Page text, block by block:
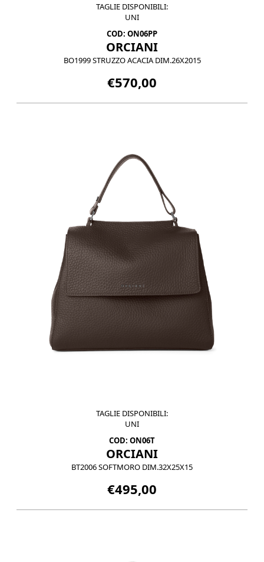
TAGLIE DISPONIBILI:
UNI
COD: ON06PP
ORCIANI
BO1999 STRUZZO ACACIA DIM.26X2015
€570,00
TAGLIE DISPONIBILI:
UNI
COD: ON06T
ORCIANI
BT2006 SOFTMORO DIM.32X25X15
€495,00